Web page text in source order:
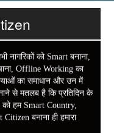
नागरिकों को Smart बनाना,
Offline Working का
का समाधान और उन में
से मतलब है कि प्रतिदिन के
को हम Smart Country,
बनाना ही हमारा